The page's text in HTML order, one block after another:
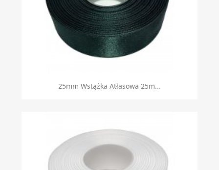
25mm Wstążka Atłasowa 25m...